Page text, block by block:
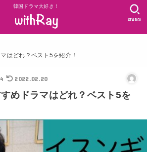
韓国ドラマ大好き！
SEARCH
はどれ？ベスト5を紹介！
2022.02.20
めドラマはどれ？ベスト5を